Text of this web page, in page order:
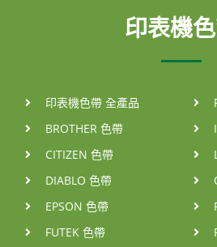
印表機
印表機色帶 全產品
BROTHER 色帶
CITIZEN 色帶
DIABLO 色帶
EPSON 色帶
FUTEK 色帶